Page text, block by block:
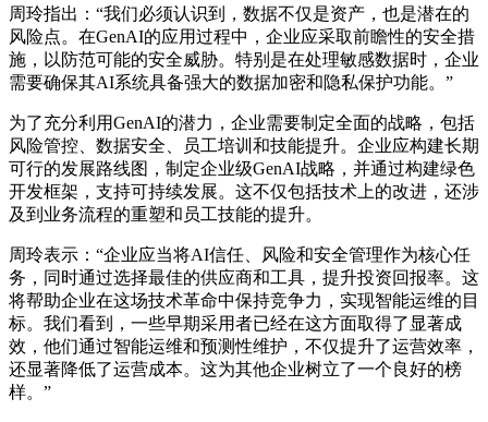
周玲指出：“我们必须认识到，数据不仅是资产，也是潜在的
风险点。在GenAI的应用过程中，企业应采取前瞻性的安全措
施，以防范可能的安全威胁。特别是在处理敏感数据时，企业
需要确保其AI系统具备强大的数据加密和隐私保护功能。”
为了充分利用GenAI的潜力，企业需要制定全面的战略，包括
风险管控、数据安全、员工培训和技能提升。企业应构建长期
可行的发展路线图，制定企业级GenAI战略，并通过构建绿色
开发框架，支持可持续发展。这不仅包括技术上的改进，还涉
及到业务流程的重塑和员工技能的提升。
周玲表示：“企业应当将AI信任、风险和安全管理作为核心任
务，同时通过选择最佳的供应商和工具，提升投资回报率。这
将帮助企业在这场技术革命中保持竞争力，实现智能运维的目
标。我们看到，一些早期采用者已经在这方面取得了显著成
效，他们通过智能运维和预测性维护，不仅提升了运营效率，
还显著降低了运营成本。这为其他企业树立了一个良好的榜
样。”